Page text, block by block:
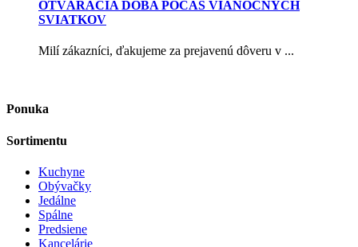
OTVÁRACIA DOBA POČAS VIANOČNÝCH
SVIATKOV
Milí zákazníci, ďakujeme za prejavenú dôveru v ...
Ponuka
Sortimentu
Kuchyne
Obývačky
Jedálne
Spálne
Predsiene
Kancelárie